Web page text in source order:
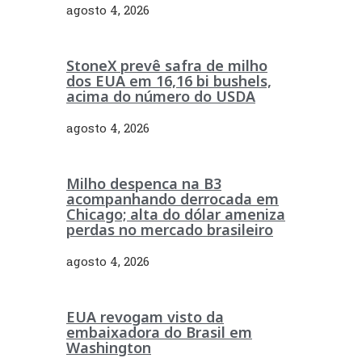
agosto 4, 2026
StoneX prevê safra de milho
dos EUA em 16,16 bi bushels,
acima do número do USDA
agosto 4, 2026
Milho despenca na B3
acompanhando derrocada em
Chicago; alta do dólar ameniza
perdas no mercado brasileiro
agosto 4, 2026
EUA revogam visto da
embaixadora do Brasil em
Washington